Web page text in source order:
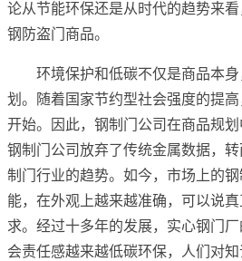
论从节能环保还是从时代的趋势来
钢防盗门商品。
环境保护和低碳不仅是商品本
划。随着国家节约型社会强度的提
开始。因此，钢制门公司在商品规
钢制门公司放弃了传统金属数据，
制门行业的趋势。如今，市场上的
能，在外观上越来越准确，可以说
求。经过十多年的发展，实心钢门
会责任感越来越低碳环保，人们对